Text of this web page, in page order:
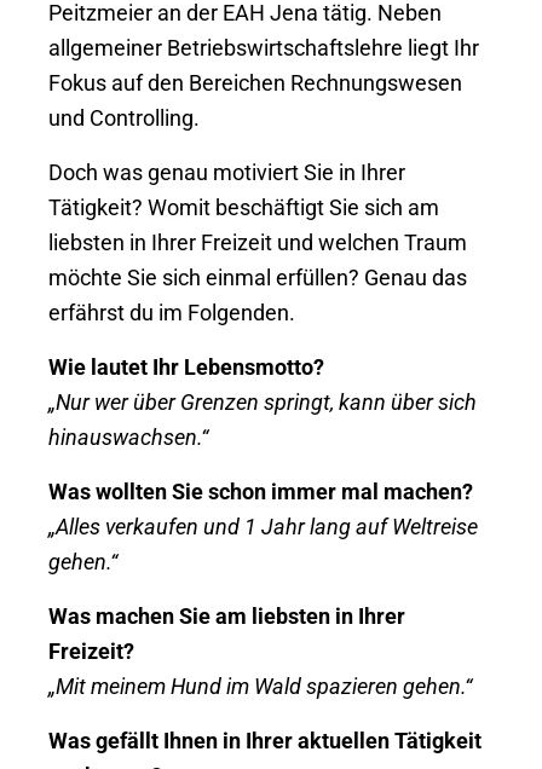
Peitzmeier an der EAH Jena tätig. Neben
allgemeiner Betriebswirtschaftslehre liegt Ihr
Fokus auf den Bereichen Rechnungswesen
und Controlling.
Doch was genau motiviert Sie in Ihrer
Tätigkeit? Womit beschäftigt Sie sich am
liebsten in Ihrer Freizeit und welchen Traum
möchte Sie sich einmal erfüllen? Genau das
erfährst du im Folgenden.
Wie lautet Ihr Lebensmotto?
„Nur wer über Grenzen springt, kann über sich
hinauswachsen.“
Was wollten Sie schon immer mal machen?
„Alles verkaufen und 1 Jahr lang auf Weltreise
gehen.“
Was machen Sie am liebsten in Ihrer
Freizeit?
„Mit meinem Hund im Wald spazieren gehen.“
Was gefällt Ihnen in Ihrer aktuellen Tätigkeit